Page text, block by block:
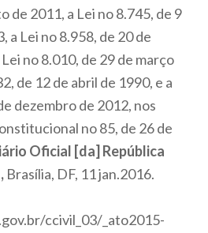
de 2011, a Lei no 8.745, de 9
a Lei no 8.958, de 20 de
no 8.010, de 29 de março
de 12 de abril de 1990, e a
dezembro de 2012, nos
no 85, de 26 de
Oficial [da] República
Brasília, DF, 11 jan.2016.
ccivil_03/_ato2015-